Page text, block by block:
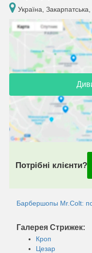
Україна,
Потрібні клієнти?
Барбершопы Mr.Colt:
Галерея Стрижек:
Кроп
Цезар